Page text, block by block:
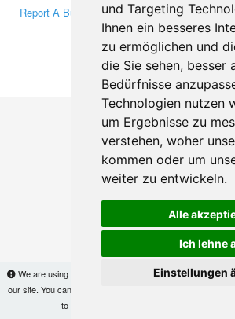
und Targeting
Ihnen ein besseres
zu ermöglichen und
die Sie sehen, besser
Bedürfnisse
Technologien nutzen
um Ergebnisse zu
verstehen, woher
kommen oder um
weiter zu entwickeln.
Alle
Ich lehne
Einstellungen
We are using cookies to provide statistics that help us
our site. You can find out more
to use the site without changes, you are
Report A Bug
Makis© Copyright 2026